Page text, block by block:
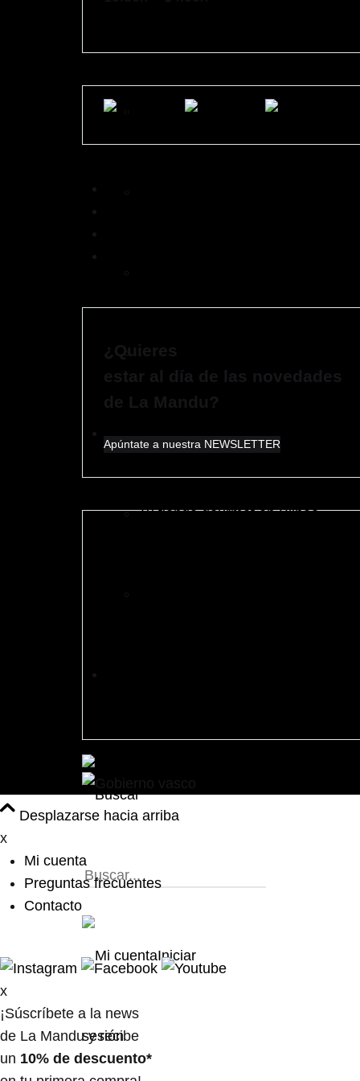
Team building en Bilbao
Catas de queso para empresas en
Nosotras
Tu tienda gourmet en Bilbao
Iniciar
sesión
¿Quieres
estar al día de las novedades
de La Mandu?
Apúntate a nuestra NEWSLETTER
Desplazarse hacia arriba
x
Mi cuenta
Preguntas frecuentes
Contacto
x
¡Súscríbete a la news
de La Mandu y recibe
un 10% de descuento*